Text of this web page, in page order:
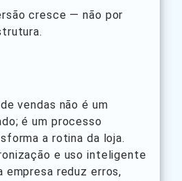
cresce — não por
vendas não é um
é um processo
a rotina da loja.
e uso inteligente
empresa reduz erros,